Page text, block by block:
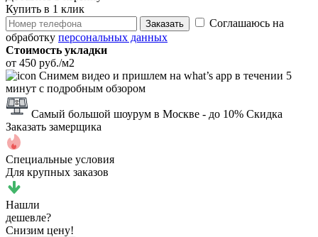
Купить в 1 клик
Заказать
Соглашаюсь на
обработку персональных данных
Стоимость укладки
от 450 руб./м2
Снимем видео и пришлем на what’s app в течении 5
минут с подробным обзором
Самый большой шоурум в Москве - до 10% Скидка
Заказать замерщика
Специальные условия
Для крупных заказов
Нашли
дешевле?
Снизим цену!